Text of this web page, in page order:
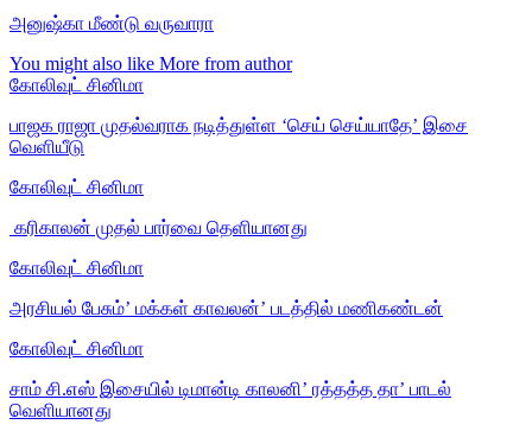
அனுஷ்கா மீண்டு வருவாரா
You might also like More from author
கோலிவுட் சினிமா
பாஜக ராஜா முதல்வராக நடித்துள்ள ‘செய் செய்யாதே’ இசை
வெளியீடு
கோலிவுட் சினிமா
‎ கரிகாலன் முதல் பார்வை தெளியானது
கோலிவுட் சினிமா
அரசியல் பேசும்’ மக்கள் காவலன்’ படத்தில் மணிகண்டன்
கோலிவுட் சினிமா
சாம் சி.எஸ் இசையில் டிமான்டி காலனி’ ரத்தத்த தா’ பாடல்
வெளியானது